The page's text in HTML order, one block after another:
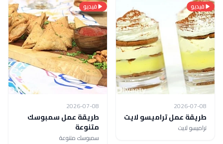
فيديو
2026-07-08
طريقة عمل تراميسو لايت
تراميسو لايت
فيديو
2026-07-08
طريقة عمل سمبوسك
متنوعة
سمبوسك متنوعة